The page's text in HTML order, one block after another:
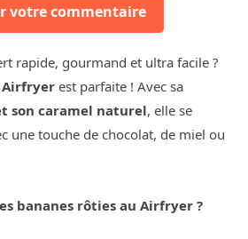
votre commentaire
rapide, gourmand et ultra facile ?
Airfryer est parfaite ! Avec sa
son caramel naturel, elle se
une touche de chocolat, de miel ou
bananes rôties au Airfryer ?